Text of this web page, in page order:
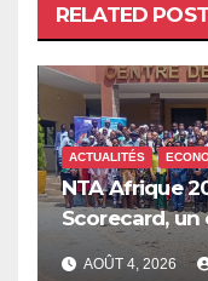
RELATED POST
ACTUALITÉS
NTA Afrique
Scorecard,
les dépenses
AOÛT 4, 2026